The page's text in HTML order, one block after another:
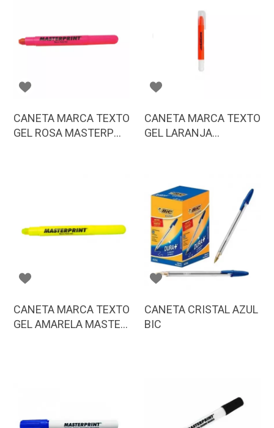
CANETA MARCA TEXTO
GEL ROSA MASTERP
CANETA MARCA TEXTO
GEL LARANJA
CANETA MARCA TEXTO
GEL AMARELA MASTER
CANETA CRISTAL AZUL
BIC